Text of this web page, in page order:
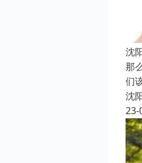
沈
那
们
沈
23-